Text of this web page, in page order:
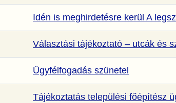
Idén is meghirdetésre kerül A
Választási tájékoztató – utcák és
Ügyfélfogadás szünetel
Tájékoztatás települési főépítész